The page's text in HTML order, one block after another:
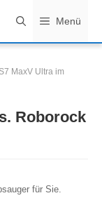
Menü
MaxV Ultra im
Roborock
für Sie.